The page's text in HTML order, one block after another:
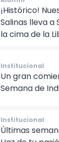
¡Histórico!
Salinas lleva a
la cima de la
Institucional
Un gran
Semana de
Institucional
Últimas